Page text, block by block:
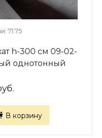
71.75
h-300 см 09-02-
однотонный
В корзину